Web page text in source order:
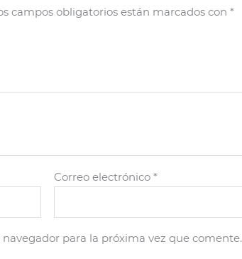
campos obligatorios están marcados con*
Correo electrónico*
para la próxima vez que comente.